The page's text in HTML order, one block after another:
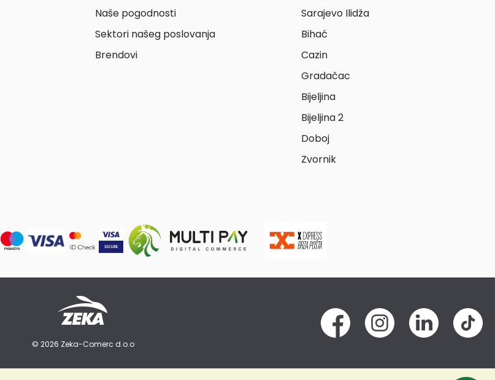
Naše pogodnosti
Sektori našeg poslovanja
Brendovi
Sarajevo Ilidža
Bihać
Cazin
Gradačac
Bijeljina
Bijeljina 2
Doboj
Zvornik
© 2026 Zeka-Comerc d.o.o